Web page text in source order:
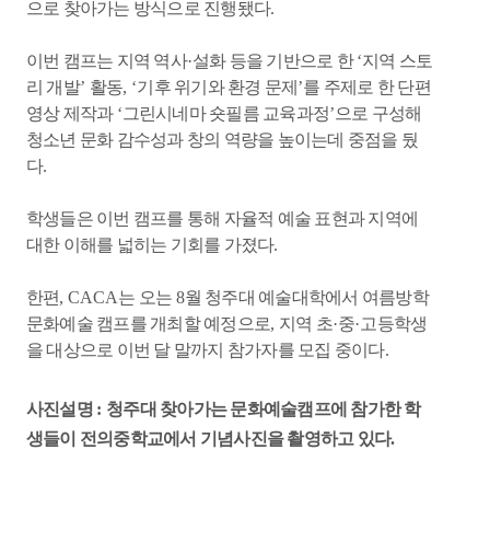
으로 찾아가는 방식으로 진행됐다.
이번 캠프는 지역 역사·설화 등을 기반으로 한‘지역 스토
리 개발’ 활동, ‘기후 위기와 환경 문제 ’를 주제로 한 단편
영상 제작과 ‘그린시네마 숏필름 교육과정’으로 구성해
청소년 문화 감수성과 창의 역량을 높이는데 중점을 뒀
다.
학생들은 이번 캠프를 통해 자율적 예술 표현과 지역에
대한 이해를 넓히는 기회를 가졌다.
한편, CACA는 오는 8월 청주대 예술대학에서 여름방학
문화예술 캠프를 개최할 예정으로, 지역 초·중·고등학생
을 대상으로 이번 달 말까지 참가자를 모집 중이다.
사진설명 : 청주대 찾아가는 문화예술캠프에 참가한 학
생들이 전의중학교에서 기념사진을 촬영하고 있다.